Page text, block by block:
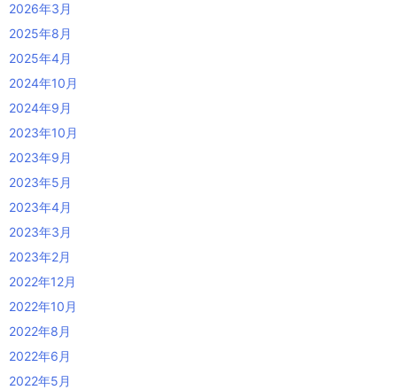
2026年3月
2025年8月
2025年4月
2024年10月
2024年9月
2023年10月
2023年9月
2023年5月
2023年4月
2023年3月
2023年2月
2022年12月
2022年10月
2022年8月
2022年6月
2022年5月